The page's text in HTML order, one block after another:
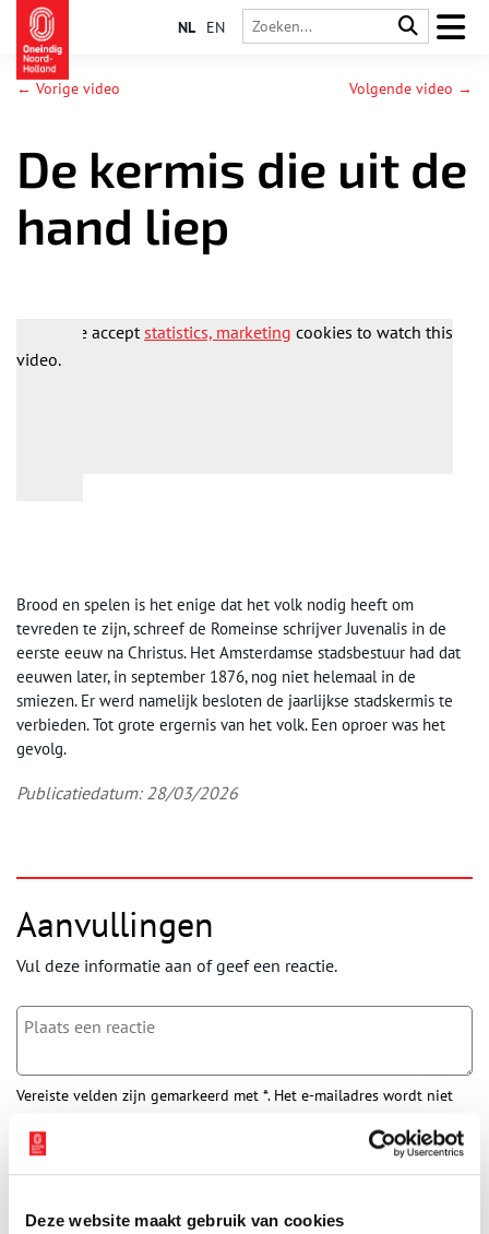
Deze website maakt gebruik van cookies
NL EN
← Vorige video Volgende video →
De kermis die uit de
hand liep
Please acceptstatistics, marketing cookies to watch this
video.
Brood en spelen is het enige dat het volk nodig heeft om
tevreden te zijn, schreef de Romeinse schrijver Juvenalis in de
eerste eeuw na Christus. Het Amsterdamse stadsbestuur had dat
eeuwen later, in september 1876, nog niet helemaal in de
smiezen. Er werd namelijk besloten de jaarlijkse stadskermis te
verbieden. Tot grote ergernis van het volk. Een oproer was het
gevolg.
Publicatiedatum: 28/03/2026
Aanvullingen
Vul deze informatie aan of geef een reactie.
Vereiste velden zijn gemarkeerd met *. Het e-mailadres wordt niet
Naam